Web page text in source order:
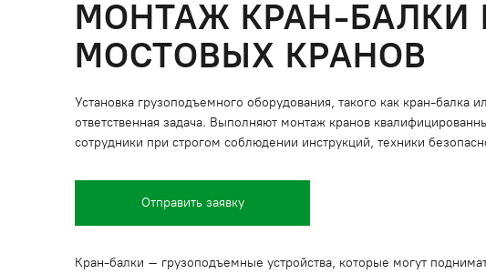
МОНТАЖ КРАН-БАЛКИ
МОСТОВЫХ КРАНОВ
Установка грузоподъемного оборудования, такого как кран-балка
ответственная задача. Выполняют монтаж кранов
сотрудники при строгом соблюдении инструкций, техники
Отправить заявку
Кран-балки – грузоподъемные устройства, которые могут